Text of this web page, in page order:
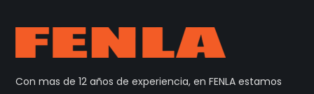
Con mas de 12 años de experiencia, en FENLA estamos